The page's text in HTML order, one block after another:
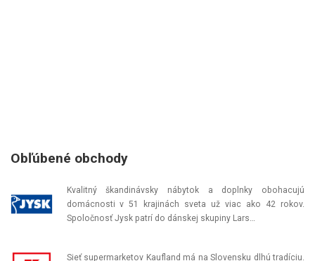
Obľúbené obchody
Kvalitný škandinávsky nábytok a doplnky obohacujú
domácnosti v 51 krajinách sveta už viac ako 42 rokov.
Spoločnosť Jysk patrí do dánskej skupiny Lars…
Sieť supermarketov Kaufland má na Slovensku dlhú tradíciu.